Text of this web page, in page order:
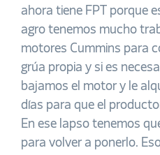
ahora tiene FPT porque
agro tenemos mucho
motores Cummins para
grúa propia y si es
bajamos el motor y le
días para que el
En ese lapso tenemos
para volver a ponerlo.